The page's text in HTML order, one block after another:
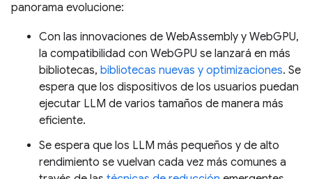
panorama evolucione:
Con las innovaciones de WebAssembly y WebGPU,
la compatibilidad con WebGPU se lanzará en más
bibliotecas, bibliotecas nuevas y optimizaciones. Se
espera que los dispositivos de los usuarios puedan
ejecutar LLM de varios tamaños de manera más
eficiente.
Se espera que los LLM más pequeños y de alto
rendimiento se vuelvan cada vez más comunes a